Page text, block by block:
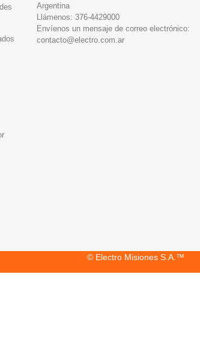
Argentina
Llámenos: 376-4429000
Envíenos un mensaje de correo electrónico:
contacto@electro.com.ar
© Electro Misiones S.A.™